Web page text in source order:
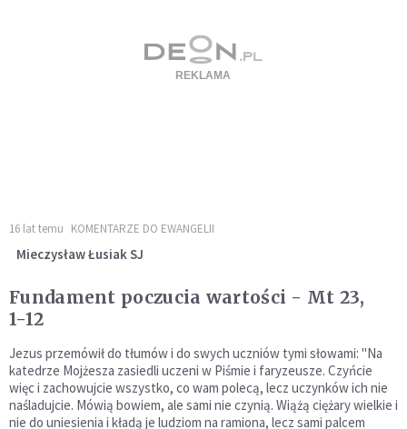
16 lat temu KOMENTARZE DO EWANGELII
Mieczysław Łusiak SJ
Fundament poczucia wartości - Mt 23,
1-12
Jezus przemówił do tłumów i do swych uczniów tymi słowami: "Na
katedrze Mojżesza zasiedli uczeni w Piśmie i faryzeusze. Czyńcie
więc i zachowujcie wszystko, co wam polecą, lecz uczynków ich nie
naśladujcie. Mówią bowiem, ale sami nie czynią. Wiążą ciężary wielkie i
nie do uniesienia i kładą je ludziom na ramiona, lecz sami palcem